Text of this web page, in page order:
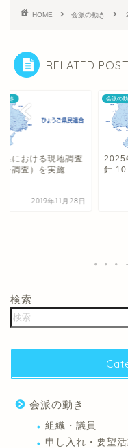
HOME 会派の動き
RELATED POST
動き
県における現地調査
外調査）を実施
2019年11月28日
会派の動
2025
針 10
検索
会派の動き
組織・議員
申し入れ・要望活